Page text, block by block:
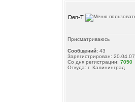
Den-T
Присматриваюсь
Сообщений: 43
Зарегистрирован: 20.04.07
Со дня регистрации: 7050
Откуда: г. Калининград